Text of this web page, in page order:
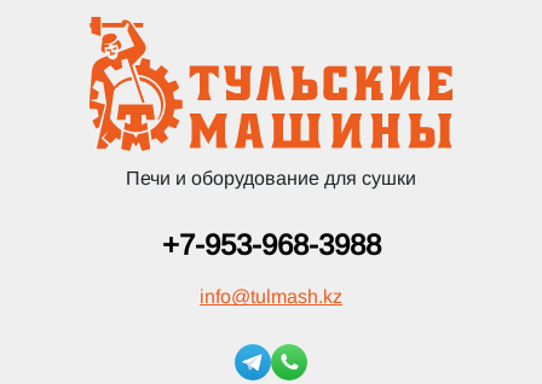
Печи и оборудование для сушки
+7-953-968-3988
info@tulmash.kz